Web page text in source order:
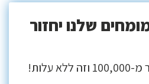
שלנו יחזור